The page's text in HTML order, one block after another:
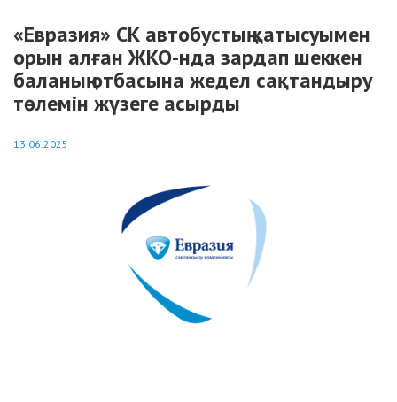
«Евразия» СК автобустың қатысуымен
орын алған ЖКО-нда зардап шеккен
баланың отбасына жедел сақтандыру
төлемін жүзеге асырды
13.06.2025